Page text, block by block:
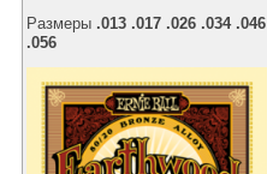
Размеры .013 .017 .026 .034 .046
.056